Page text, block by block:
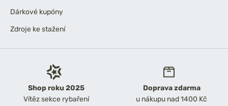
Shop roku 2025
Vítěz sekce rybaření
Doprava zdarma
u nákupu nad 1400 Kč
Dárkové kupóny
Zdroje ke stažení